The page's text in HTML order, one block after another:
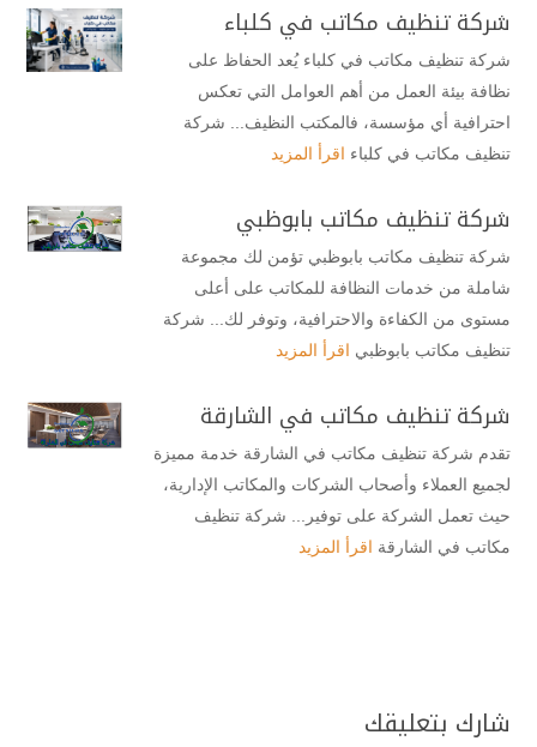
شركة تنظيف مكاتب في كلباء
شركة تنظيف مكاتب في كلباء يُعد الحفاظ على
نظافة بيئة العمل من أهم العوامل التي تعكس
احترافية أي مؤسسة، فالمكتب النظيف... شركة
تنظيف مكاتب في كلباء اقرأ المزيد
شركة تنظيف مكاتب بابوظبي
شركة تنظيف مكاتب بابوظبي تؤمن لك مجموعة
شاملة من خدمات النظافة للمكاتب على أعلى
مستوى من الكفاءة والاحترافية، وتوفر لك... شركة
تنظيف مكاتب بابوظبي اقرأ المزيد
شركة تنظيف مكاتب في الشارقة
تقدم شركة تنظيف مكاتب في الشارقة خدمة مميزة
لجميع العملاء وأصحاب الشركات والمكاتب الإدارية،
حيث تعمل الشركة على توفير... شركة تنظيف
مكاتب في الشارقة اقرأ المزيد
شارك بتعليقك